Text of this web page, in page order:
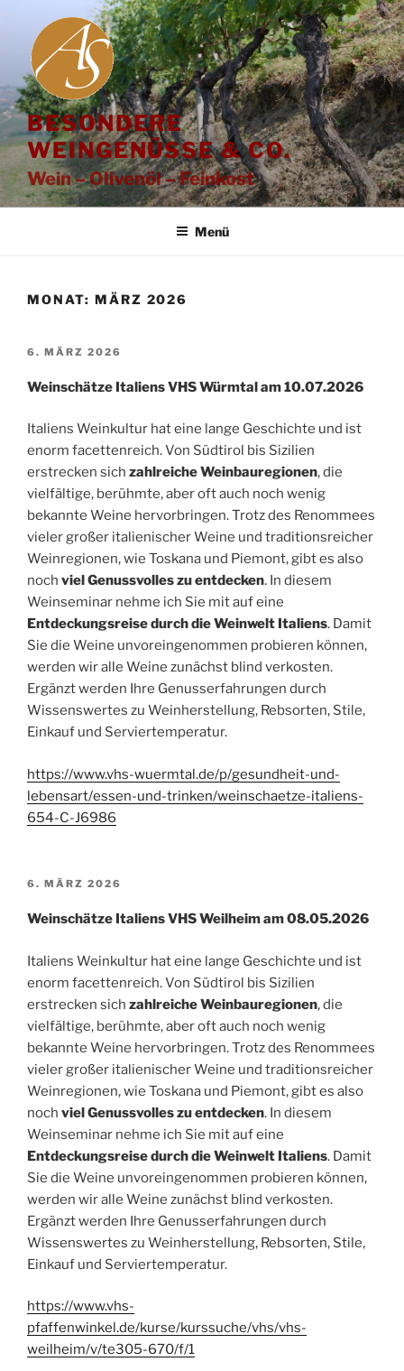
springen
BESONDERE
WEINGENÜSSE & CO.
Wein – Olivenöl – Feinkost
Menü
MONAT: MÄRZ 2026
VERÖFFENTLICHT
6. MÄRZ 2026
Weinschätze Italiens VHS Würmtal am 10.07.2026
Italiens Weinkultur hat eine lange Geschichte und ist
enorm facettenreich. Von Südtirol bis Sizilien
erstrecken sich zahlreiche Weinbauregionen, die
vielfältige, berühmte, aber oft auch noch wenig
bekannte Weine hervorbringen. Trotz des Renommees
vieler großer italienischer Weine und traditionsreicher
Weinregionen, wie Toskana und Piemont, gibt es also
noch viel Genussvolles zu entdecken. In diesem
Weinseminar nehme ich Sie mit auf eine
Entdeckungsreise durch die Weinwelt Italiens. Damit
Sie die Weine unvoreingenommen probieren können,
werden wir alle Weine zunächst blind verkosten.
Ergänzt werden Ihre Genusserfahrungen durch
Wissenswertes zu Weinherstellung, Rebsorten, Stile,
Einkauf und Serviertemperatur.
https://www.vhs-wuermtal.de/p/gesundheit-und-
lebensart/essen-und-trinken/weinschaetze-italiens-
654-C-J6986
VERÖFFENTLICHT
6. MÄRZ 2026
Weinschätze Italiens VHS Weilheim am 08.05.2026
Italiens Weinkultur hat eine lange Geschichte und ist
enorm facettenreich. Von Südtirol bis Sizilien
erstrecken sich zahlreiche Weinbauregionen, die
vielfältige, berühmte, aber oft auch noch wenig
bekannte Weine hervorbringen. Trotz des Renommees
vieler großer italienischer Weine und traditionsreicher
Weinregionen, wie Toskana und Piemont, gibt es also
noch viel Genussvolles zu entdecken. In diesem
Weinseminar nehme ich Sie mit auf eine
Entdeckungsreise durch die Weinwelt Italiens. Damit
Sie die Weine unvoreingenommen probieren können,
werden wir alle Weine zunächst blind verkosten.
Ergänzt werden Ihre Genusserfahrungen durch
Wissenswertes zu Weinherstellung, Rebsorten, Stile,
Einkauf und Serviertemperatur.
https://www.vhs-
pfaffenwinkel.de/kurse/kurssuche/vhs/vhs-
weilheim/v/te305-670/f/1